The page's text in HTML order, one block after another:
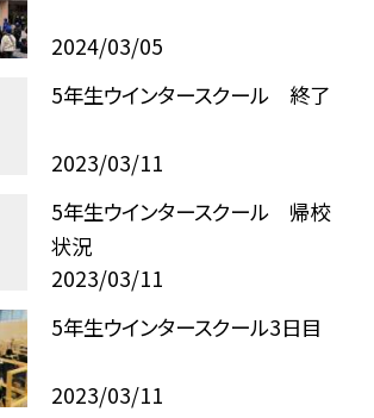
2024/03/05
5年生ウインタースクール 終了
2023/03/11
5年生ウインタースクール 帰校
状況
2023/03/11
5年生ウインタースクール3日目
2023/03/11